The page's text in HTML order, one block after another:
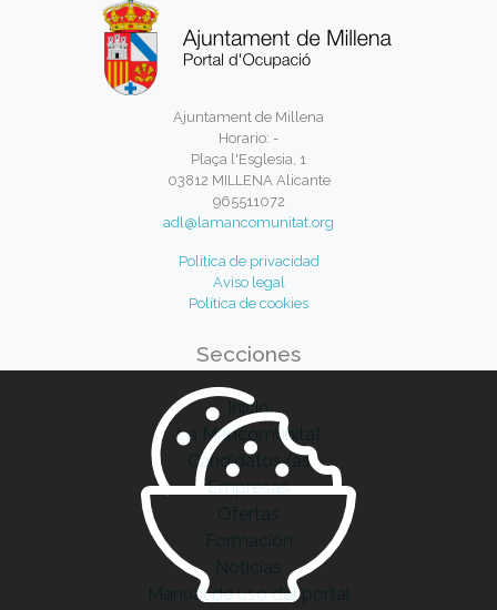
Ajuntament de Millena
Horario: -
Plaça l'Esglesia, 1
03812 MILLENA Alicante
965511072
adl@lamancomunitat.org
Política de privacidad
Aviso legal
Política de cookies
Secciones
Inicio
La Mancomunitat
Candidatos/as
Empresas
Ofertas
Formación
Noticias
Manual de uso del portal